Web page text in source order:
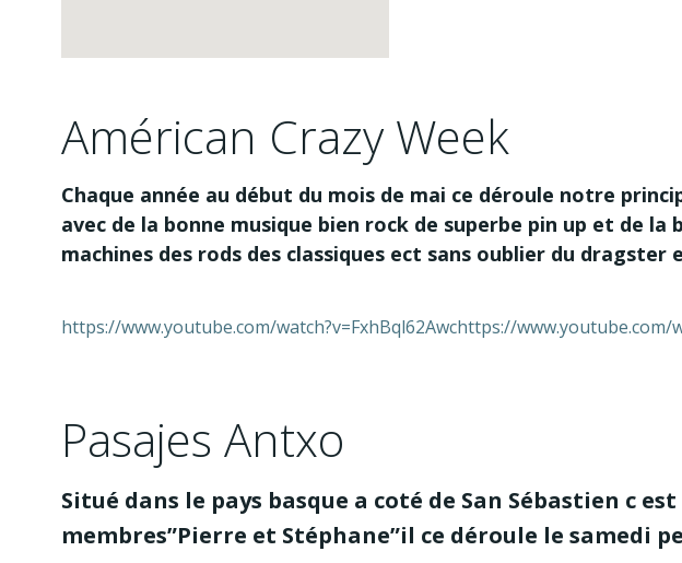
Américan Crazy Week
Chaque année au début du mois de mai ce déroule notre
avec de la bonne musique bien rock de superbe pin up et de
machines des rods des classiques ect sans oublier du dragster
https://www.youtube.com/watch?v=FxhBql62Awchttps://www.youtube.com/
Pasajes Antxo
Situé dans le pays basque a coté de San Sébastien c est
membres”Pierre et Stéphane”il ce déroule le samedi